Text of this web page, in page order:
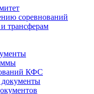
соревнований
трансферам
КФС